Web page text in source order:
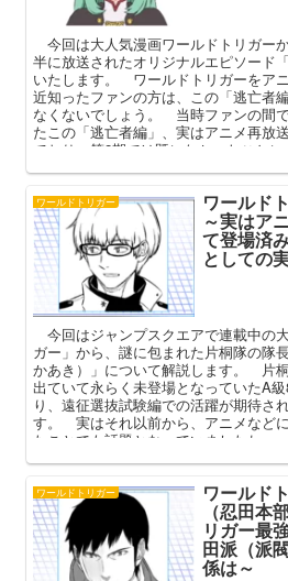
今回は大人気漫画ワールドトリガー
半に放送されたオリジナルエピソード
いたします。 ワールドトリガーをア
近知ったファンの方は、この「逃亡者
なくないでしょう。 当時ファンの間
たこの「逃亡者編」、実はアニメ再放
ており、第2期では既になかったこと
ワールドトリガー ワールド
～実はア
て登場済
としての
今回はジャンプスクエアで連載中の
ガー」から、謎に包まれた片桐隊の隊
かあき）」について解説します。 片
出ていて永らく未登場となっていたA
り、遠征選抜試験編での活躍が期待さ
す。 実はそれ以前から、アニメなど
たことでも話題となっていましたね
ワールドトリガー ワールド
（忍田本
リガー最
田派（派
係は～